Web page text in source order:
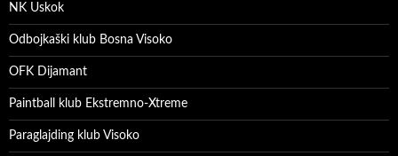
NK Uskok
Odbojkaški klub Bosna Visoko
OFK Dijamant
Paintball klub Ekstremno-Xtreme
Paraglajding klub Visoko